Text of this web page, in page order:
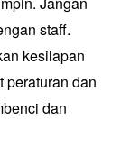
staff.
kesilapan
peraturan dan
dan